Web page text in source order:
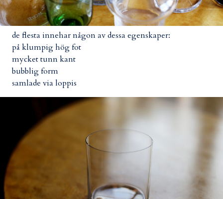
de flesta innehar någon av dessa egenskaper:
på klumpig hög fot
mycket tunn kant
bubblig form
samlade via loppis